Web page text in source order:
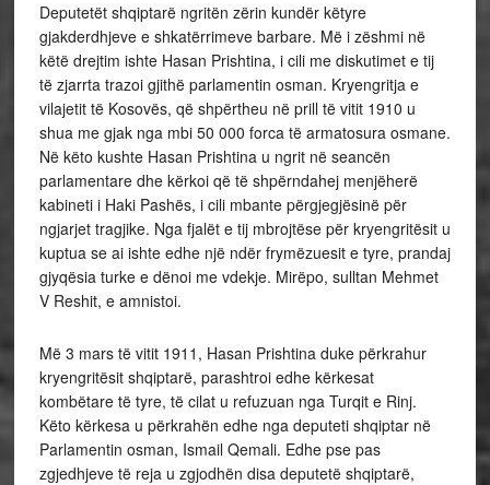
Deputetët shqiptarë ngritën zërin kundër këtyre
gjakderdhjeve e shkatërrimeve barbare. Më i zëshmi në
këtë drejtim ishte Hasan Prishtina, i cili me diskutimet e tij
të zjarrta trazoi gjithë parlamentin osman. Kryengritja e
vilajetit të Kosovës, që shpërtheu në prill të vitit 1910 u
shua me gjak nga mbi 50 000 forca të armatosura osmane.
Në këto kushte Hasan Prishtina u ngrit në seancën
parlamentare dhe kërkoi që të shpërndahej menjëherë
kabineti i Haki Pashës, i cili mbante përgjegjësinë për
ngjarjet tragjike. Nga fjalët e tij mbrojtëse për kryengritësit u
kuptua se ai ishte edhe një ndër frymëzuesit e tyre, prandaj
gjyqësia turke e dënoi me vdekje. Mirëpo, sulltan Mehmet
V Reshit, e amnistoi.
Më 3 mars të vitit 1911, Hasan Prishtina duke përkrahur
kryengritësit shqiptarë, parashtroi edhe kërkesat
kombëtare të tyre, të cilat u refuzuan nga Turqit e Rinj.
Këto kërkesa u përkrahën edhe nga deputeti shqiptar në
Parlamentin osman, Ismail Qemali. Edhe pse pas
zgjedhjeve të reja u zgjodhën disa deputetë shqiptarë,